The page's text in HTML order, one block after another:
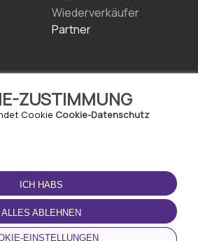
ZUSTIMMUNG
Cookie Cookie-Datenschutz
ICH HABS
ALLES ABLEHNEN
EINSTELLUNGEN
Wiederverkäufer
Partner
LADEN SIE DIE APP
HERUNTER